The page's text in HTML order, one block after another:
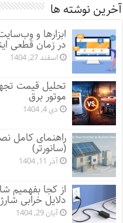
آخرین نوشته ها
ابزارها و
در زمان قطعی
اسفند 27, 1404
تحلیل قیمت
موتور برق
دی 4, 1404
راهنمای کامل
(سانورتر)
آذر 11, 1404
از کجا بفهمیم
دلایل خرابی
آبان 29, 1404